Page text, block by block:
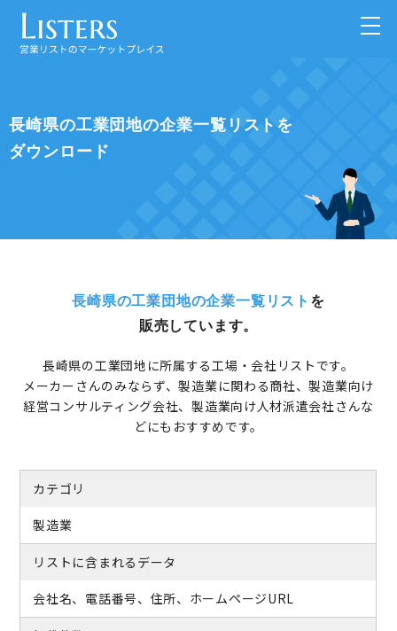
長崎県の工業団地の企業一覧リストを
ダウンロード
長崎県の工業団地の企業一覧リスト を
販売しています。
長崎県の工業団地に所属する工場・会社リストです。
メーカーさんのみならず、製造業に関わる商社、製造業向け
経営コンサルティング会社、製造業向け人材派遣会社さんな
どにもおすすめです。
カテゴリ
製造業
リストに含まれるデータ
会社名、電話番号、住所、ホームページURL